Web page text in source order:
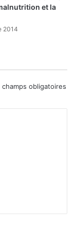
et la
2014
champs obligatoires